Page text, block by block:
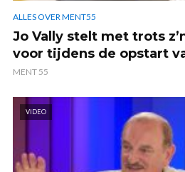
ALLES OVER MENT55
Jo Vally stelt met trots
voor tijdens de opstart
MENT 55
VIDEO